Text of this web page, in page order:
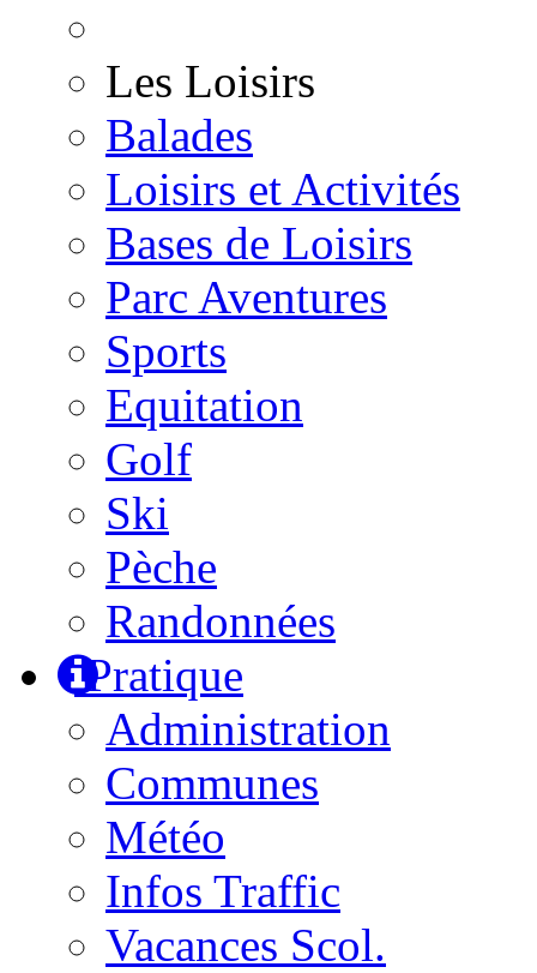
Les Loisirs
Balades
Loisirs et Activités
Bases de Loisirs
Parc Aventures
Sports
Equitation
Golf
Ski
Pèche
Randonnées
Pratique
Administration
Communes
Météo
Infos Traffic
Vacances Scol.